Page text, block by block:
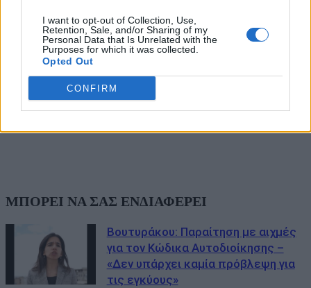
I want to opt-out of Collection, Use,
Retention, Sale, and/or Sharing of my
Personal Data that Is Unrelated with the
Purposes for which it was collected.
Opted Out
CONFIRM
ΜΠΟΡΕΙ ΝΑ ΣΑΣ ΕΝΔΙΑΦΕΡΕΙ
Βουτυράκου: Παραίτηση με αιχμές
για τον Κώδικα Αυτοδιοίκησης –
«Δεν υπάρχει καμία πρόβλεψη για
τις εγκύους»